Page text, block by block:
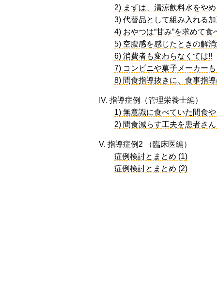
2) まずは、清涼飲料水をや
3) 代替品として組み入れる
4) おやつは“甘み”を求めて食
5) 空腹感を感じたときの解
6) 消費者も変わらなくては!!
7) コンビニや菓子メーカー
8) 間食指導抜きに、食事指
IV. 指導症例（管理栄養士編）
1) 無意識に食べていた間食
2) 間食減らす工夫を患者さ
V. 指導症例2 （臨床医編）
症例検討とまとめ (1)
症例検討とまとめ (2)